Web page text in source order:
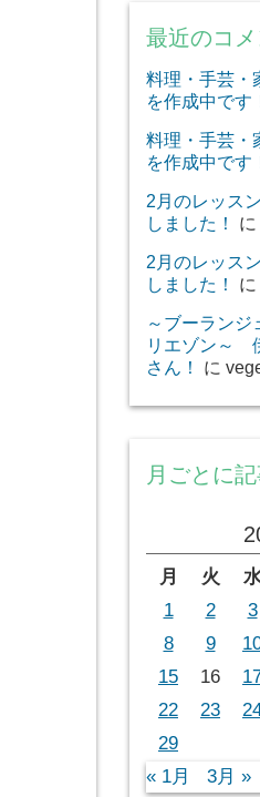
最近のコメ
料理・手芸・
を作成中です
料理・手芸・
を作成中です
2月のレッス
しました！
に
2月のレッス
しました！
に
～ブーラン
リエゾン～
さん！
に
月ごとに
月 火
1
2 3
8
9
15
16
22
23
29
« 1月
3月 »